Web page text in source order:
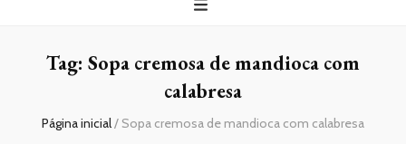
Tag: Sopa cremosa de mandioca com
calabresa
Página inicial/ Sopa cremosa de mandioca com calabresa